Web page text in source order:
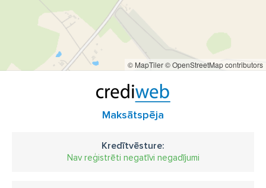
© MapTiler© OpenStreetMap contributors
Maksātspēja
Kredītvēsture:
Nav reģistrēti negatīvi negadījumi